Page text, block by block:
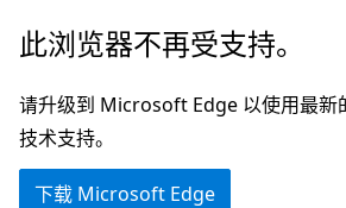
跳
主
要
内
此浏览器不再受支持。
请升级到 Microsoft Edge 以使用最新
技术支持。
下载 Microsoft Edge